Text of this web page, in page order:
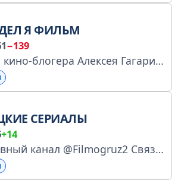
Я ФИЛЬМ
−139
Канал кино-блогера Алексея Гагарина. Пишу мини-рецензии на фильмы разных жанров и годов. Реклама / Сотруд: @gagarin_cinema Мы на бирже: https://telega.in/channels/seen_themovie/card Блог на Пикабу: https://pikabu.ru/@seen.7hemovie
СЕРИАЛЫ
+14
Резервный канал @Filmogruz2 Связь с админом @Adm_FilmoGruz_bot По рекламе @FilmoGruz_Admin